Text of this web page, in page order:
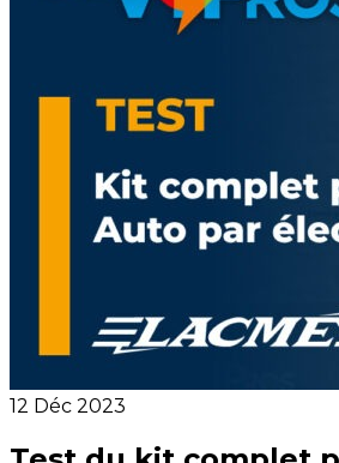
12 Déc 2023